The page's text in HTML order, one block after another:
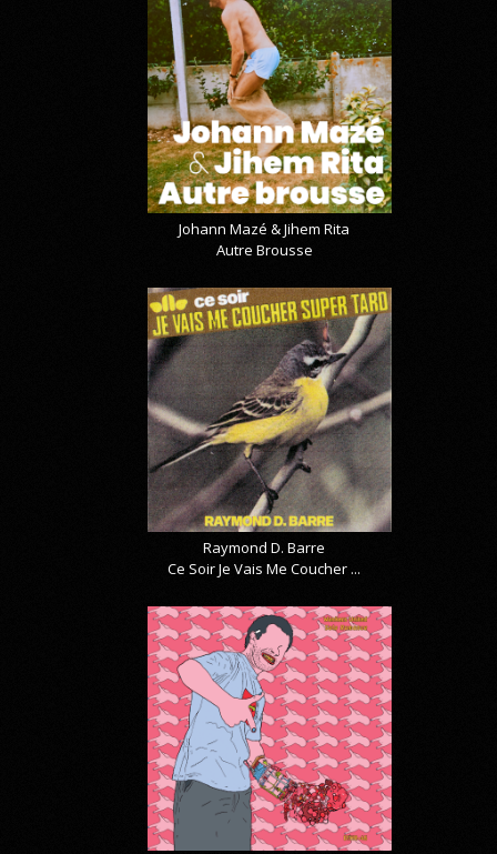
Johann Mazé & Jihem Rita
Autre Brousse
Raymond D. Barre
Ce Soir Je Vais Me Coucher ...